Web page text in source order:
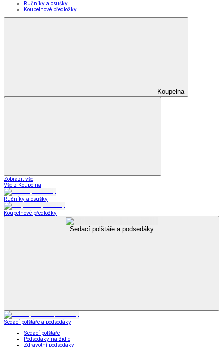
Ručníky a osušky
Koupelnové předložky
Koupelna
Zobrazit vše
Vše z Koupelna
Ručníky a osušky
Koupelnové předložky
Sedací polštáře a podsedáky
Sedací polštáře a podsedáky
Sedací polštáře
Podsedáky na židle
Zdravotní podsedáky